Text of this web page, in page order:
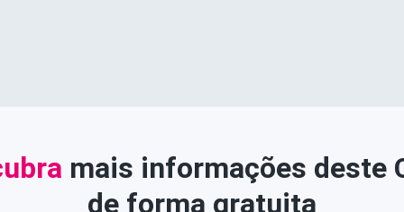
mais informações deste
de forma gratuita